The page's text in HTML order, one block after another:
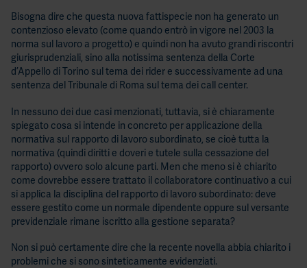
Bisogna dire che questa nuova fattispecie non ha generato un
contenzioso elevato (come quando entrò in vigore nel 2003 la
norma sul lavoro a progetto) e quindi non ha avuto grandi riscontri
giurisprudenziali, sino alla notissima sentenza della Corte
d’Appello di Torino sul tema dei rider e successivamente ad una
sentenza del Tribunale di Roma sul tema dei call center.
In nessuno dei due casi menzionati, tuttavia, si è chiaramente
spiegato cosa si intende in concreto per applicazione della
normativa sul rapporto di lavoro subordinato, se cioè tutta la
normativa (quindi diritti e doveri e tutele sulla cessazione del
rapporto) ovvero solo alcune parti. Men che meno si è chiarito
come dovrebbe essere trattato il collaboratore continuativo a cui
si applica la disciplina del rapporto di lavoro subordinato: deve
essere gestito come un normale dipendente oppure sul versante
previdenziale rimane iscritto alla gestione separata?
Non si può certamente dire che la recente novella abbia chiarito i
problemi che si sono sinteticamente evidenziati.